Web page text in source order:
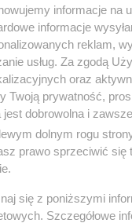
który
informacje na
informacje
reklam,
usług. Za zgodą
oraz
Twoją prywatność,
jest dobrowolna i
dolnym rogu
prawo sprzeciwić się
się z poniższymi
Szczegółowe